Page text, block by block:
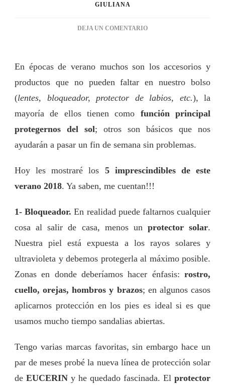
GIULIANA
DEJA UN COMENTARIOEN
IMPRESCINDIBLES
PARA
VERANO
2018
En épocas de verano muchos son los accesorios y
productos que no pueden faltar en nuestro bolso
(lentes, bloqueador, protector de labios, etc.), la
mayoría de ellos tienen como función principal
protegernos del sol; otros son básicos que nos
ayudarán a pasar un fin de semana sin problemas.
Hoy les mostraré los 5 imprescindibles de este
verano 2018. Ya saben, me cuentan!!!
1- Bloqueador.En realidad puede faltarnos cualquier
cosa al salir de casa, menos un protector solar.
Nuestra piel está expuesta a los rayos solares y
ultravioleta y debemos protegerla al máximo posible.
Zonas en donde deberíamos hacer énfasis: rostro,
cuello, orejas, hombros y brazos; en algunos casos
aplicarnos protección en los pies es ideal si es que
usamos mucho tiempo sandalias abiertas.
Tengo varias marcas favoritas, sin embargo hace un
par de meses probé la nueva línea de protección solar
de EUCERIN y he quedado fascinada. El protector